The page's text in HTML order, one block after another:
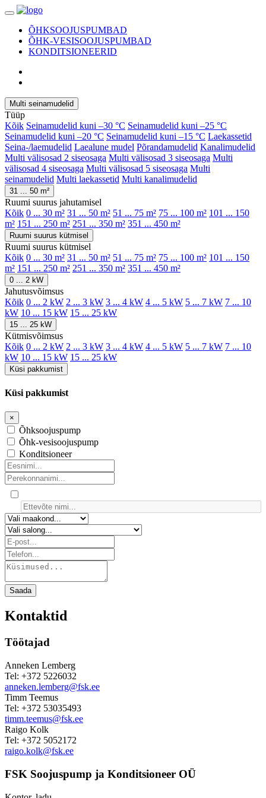
ÕHKSOOJUSPUMBAD
ÕHK-VESISOOJUSPUMBAD
KONDITSIONEERID
Multi seinamudelid
Tüüp
Kõik Seinamudelid kuni –30 °C Seinamudelid kuni –25 °C
Seinamudelid kuni –20 °C Seinamudelid kuni –15 °C Laekassetid
Seina-/laemudelid Laealune mudel Põrandamudelid Kanalimudelid
Multi välisosad 2 siseosaga Multi välisosad 3 siseosaga Multi
välisosad 4 siseosaga Multi välisosad 5 siseosaga Multi
seinamudelid Multi laekassetid Multi kanalimudelid
31 ... 50 m²
Ruumi suurus jahutamisel
Kõik 0 ... 30 m² 31 ... 50 m² 51 ... 75 m² 75 ... 100 m² 101 ... 150
m² 151 ... 250 m² 251 ... 350 m² 351 ... 450 m²
Ruumi suurus kütmisel
Ruumi suurus kütmisel
Kõik 0 ... 30 m² 31 ... 50 m² 51 ... 75 m² 75 ... 100 m² 101 ... 150
m² 151 ... 250 m² 251 ... 350 m² 351 ... 450 m²
0 ... 2 kW
Jahutusvõimsus
Kõik 0 ... 2 kW 2 ... 3 kW 3 ... 4 kW 4 ... 5 kW 5 ... 7 kW 7 ... 10
kW 10 ... 15 kW 15 ... 25 kW
15 ... 25 kW
Kütmisvõimsus
Kõik 0 ... 2 kW 2 ... 3 kW 3 ... 4 kW 4 ... 5 kW 5 ... 7 kW 7 ... 10
kW 10 ... 15 kW 15 ... 25 kW
Küsi pakkumist
Küsi pakkumist
×
Õhksoojuspump
Õhk-vesisoojuspump
Konditsioneer
Saada
Kontaktid
Töötajad
Anneken Lemberg
Tel: +372 5226032
anneken.lemberg@fsk.ee
Timm Teemus
Tel: +372 53035493
timm.teemus@fsk.ee
Raigo Kolk
Tel: +372 5052172
raigo.kolk@fsk.ee
FSK Soojuspump ja Konditsioneer OÜ